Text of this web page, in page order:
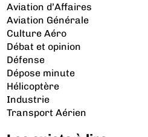
Aviation d’Affaires
Aviation Générale
Culture Aéro
Débat et opinion
Défense
Dépose minute
Hélicoptère
Industrie
Transport Aérien